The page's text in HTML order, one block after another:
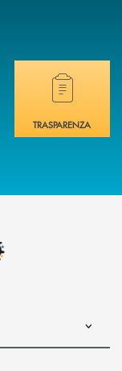
immediata?
Hai bisogno di
TRASPARENZA